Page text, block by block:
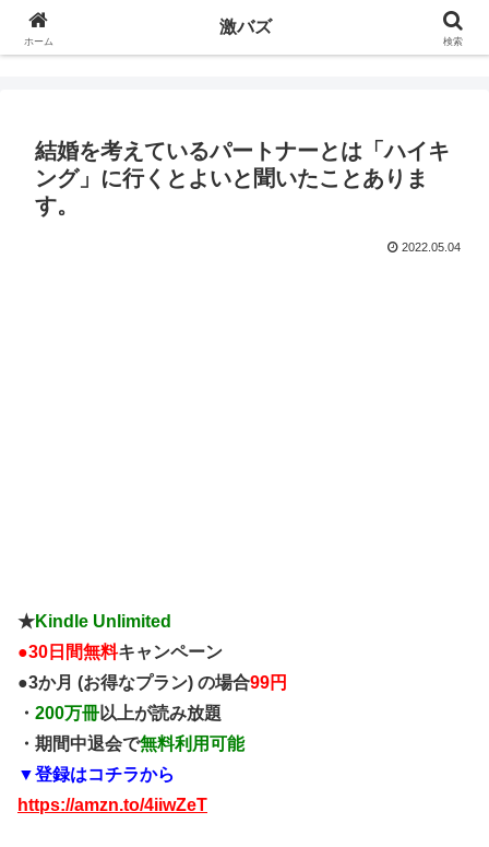
結婚を考えているパートナーとは「ハイキ
ング」に行くとよいと聞いたことありま
す。
2022.05.04
★Kindle Unlimited
●30日間無料キャンペーン
●3か月 (お得なプラン) の場合99円
・ 200万冊以上が読み放題
・期間中退会で無料利用可能
▼登録はコチラから
https://amzn.to/4iiwZeT
ホーム
激バズ
検索